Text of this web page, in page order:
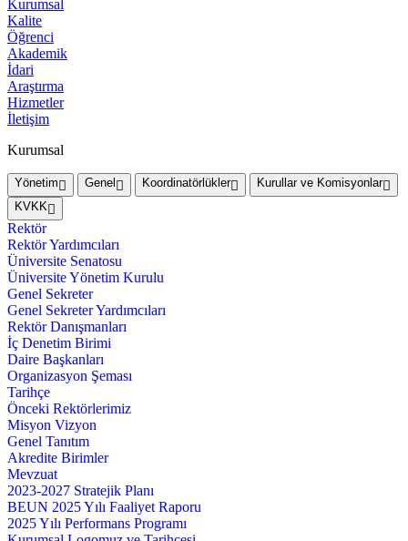
Kurumsal
Kalite
Öğrenci
Akademik
İdari
Araştırma
Hizmetler
İletişim
Kurumsal
Yönetim Genel Koordinatörlükler
Kurullar ve Komisyonlar
KVKK
Rektör
Rektör Yardımcıları
Üniversite Senatosu
Üniversite Yönetim Kurulu
Genel Sekreter
Genel Sekreter Yardımcıları
Rektör Danışmanları
İç Denetim Birimi
Daire Başkanları
Organizasyon Şeması
Tarihçe
Önceki Rektörlerimiz
Misyon Vizyon
Genel Tanıtım
Akredite Birimler
Mevzuat
2023-2027 Stratejik Planı
BEUN 2025 Yılı Faaliyet Raporu
2025 Yılı Performans Programı